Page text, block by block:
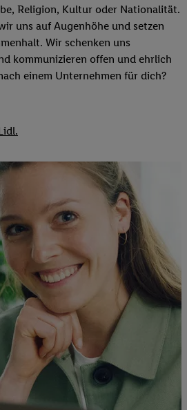
Religion, Kultur oder Nationalität.
uns auf Augenhöhe und setzen
Wir schenken uns
kommunizieren offen und ehrlich
einem Unternehmen für dich?